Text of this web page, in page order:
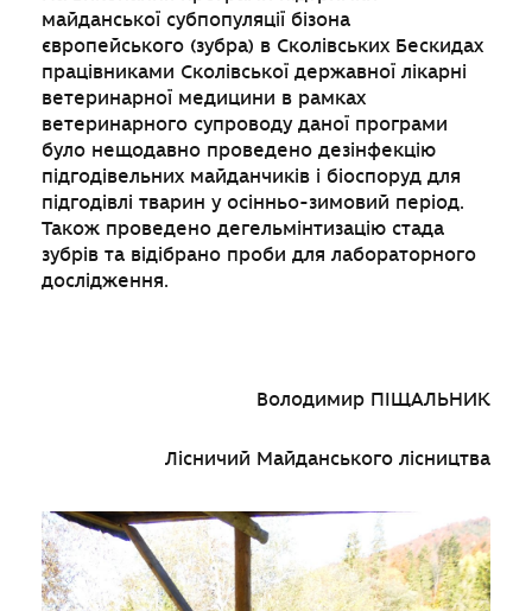
майданської субпопуляції бізона
європейського (зубра) в Сколівських Бескидах
працівниками Сколівської державної лікарні
ветеринарної медицини в рамках
ветеринарного супроводу даної програми
було нещодавно проведено дезінфекцію
підгодівельних майданчиків і біоспоруд для
підгодівлі тварин у осінньо-зимовий період.
Також проведено дегельмінтизацію стада
зубрів та відібрано проби для лабораторного
дослідження.
Володимир ПІЩАЛЬНИК
Лісничий Майданського лісництва